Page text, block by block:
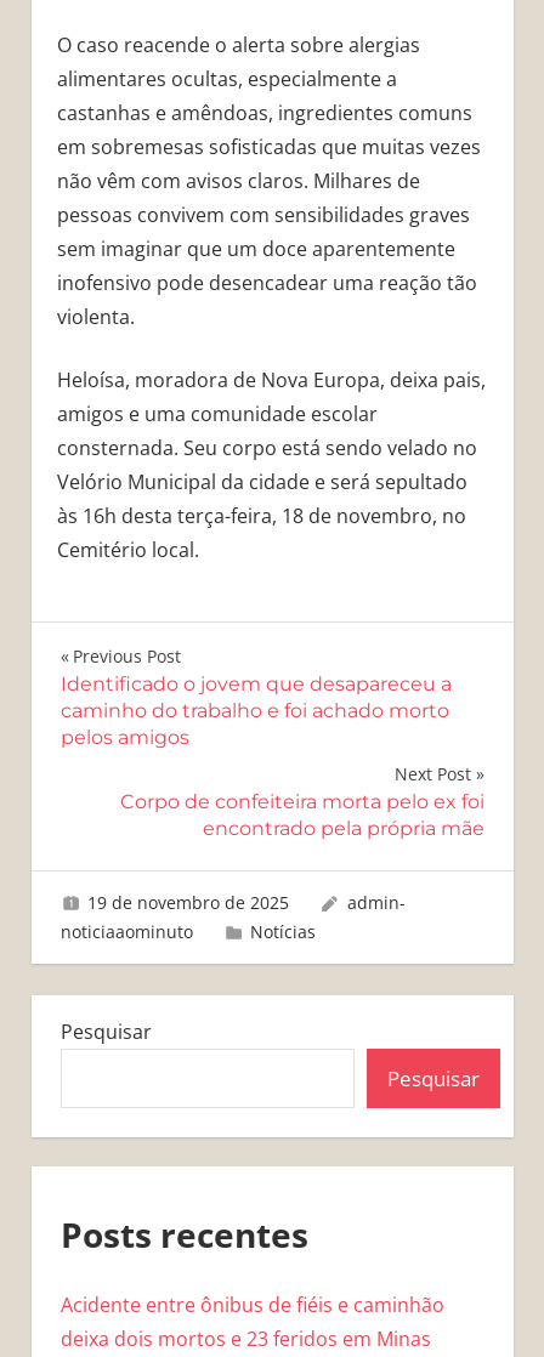
O caso reacende o alerta sobre alergias
alimentares ocultas, especialmente a
castanhas e amêndoas, ingredientes comuns
em sobremesas sofisticadas que muitas vezes
não vêm com avisos claros. Milhares de
pessoas convivem com sensibilidades graves
sem imaginar que um doce aparentemente
inofensivo pode desencadear uma reação tão
violenta.
Heloísa, moradora de Nova Europa, deixa pais,
amigos e uma comunidade escolar
consternada. Seu corpo está sendo velado no
Velório Municipal da cidade e será sepultado
às 16h desta terça-feira, 18 de novembro, no
Cemitério local.
Navegação
de
Post
Previous Post
Identificado o jovem que desapareceu a
caminho do trabalho e foi achado morto
pelos amigos
Next Post
Corpo de confeiteira morta pelo ex foi
encontrado pela própria mãe
19 de novembro de 2025
admin-
noticiaaominuto
Notícias
Pesquisar
Pesquisar
Posts recentes
Acidente entre ônibus de fiéis e caminhão
deixa dois mortos e 23 feridos em Minas